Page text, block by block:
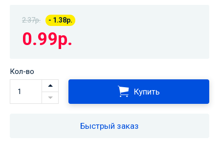
2.37р. - 1.38р.
0.99р.
Кол-во
Купить
Быстрый заказ